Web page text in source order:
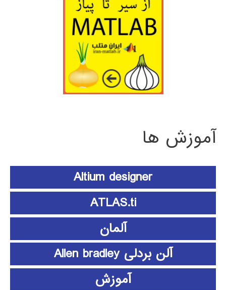
آموزش ها
Altium designer
ATLAS.ti
آلمان
آلن بردلی Allen bradley
آموزش